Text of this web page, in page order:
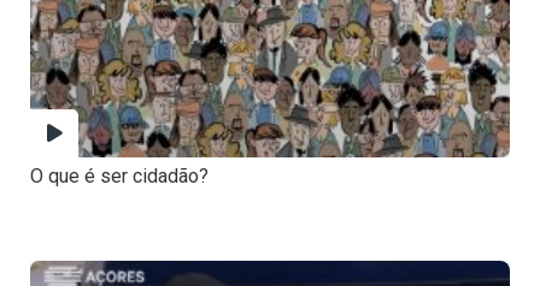
O que é ser cidadão?